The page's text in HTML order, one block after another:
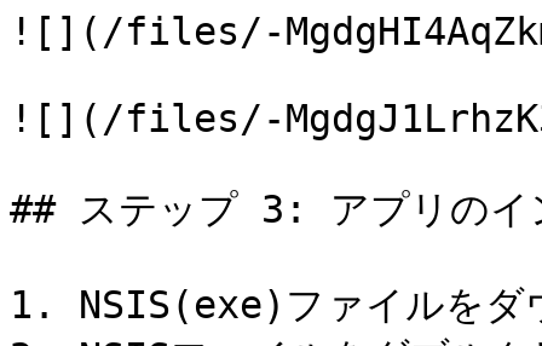
![](/files/-
![](/files/-
## ステップ 3: アプリのイ
1. NSIS(exe)ファイルをダ